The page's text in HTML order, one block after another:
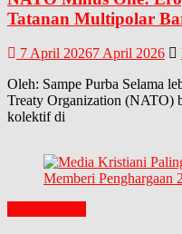
Tatanan Multipolar
7 April 20267 April 2026
Oleh: Sampe Purba Selama
Treaty Organization (NATO)
kolektif di